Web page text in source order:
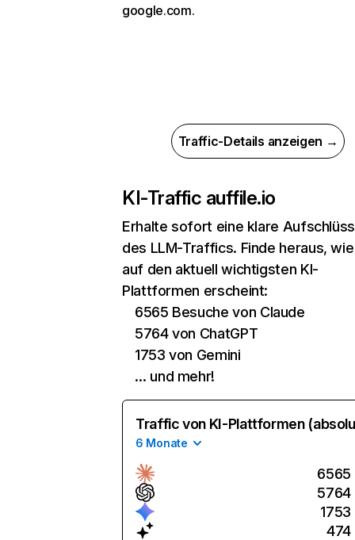
google.com.
Traffic-Details anzeigen →
KI-Traffic auffile.io
Erhalte sofort eine klare
des LLM-Traffics. Finde heraus,
auf den aktuell wichtigsten KI-
Plattformen erscheint:
6565 Besuche von Claude
5764 von ChatGPT
1753 von Gemini
… und mehr!
Traffic von KI-Plattformen
6 Monate
6565
5764
1753
474